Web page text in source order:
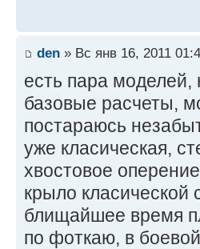
den » Вс янв 16, 2011
есть пара моделей,
базовые расчеты,
постараюсь
уже класическая,
хвостовое
крыло
блищайшее время
по фоткаю, в